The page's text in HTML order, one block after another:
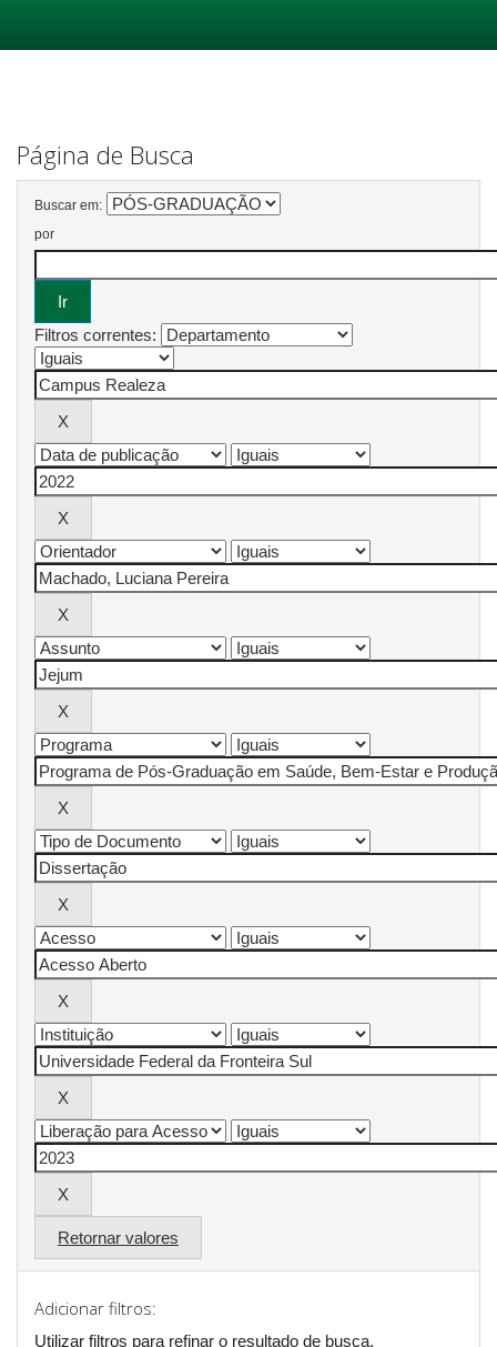
Página de Busca
Buscar em:
por
Filtros correntes:
Retornar valores
Adicionar filtros:
Utilizar filtros para refinar o resultado de busca.